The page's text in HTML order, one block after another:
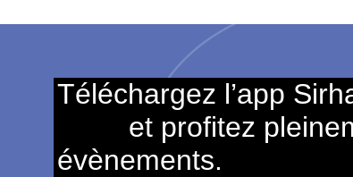
Téléchargez l’app
et profitez
évènements.